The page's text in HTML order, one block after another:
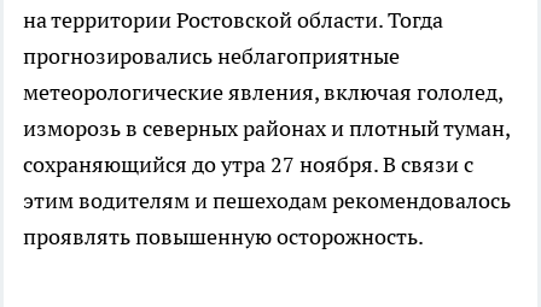
на территории Ростовской области. Тогда
прогнозировались неблагоприятные
метеорологические явления, включая гололед,
изморозь в северных районах и плотный туман,
сохраняющийся до утра 27 ноября. В связи с
этим водителям и пешеходам рекомендовалось
проявлять повышенную осторожность.